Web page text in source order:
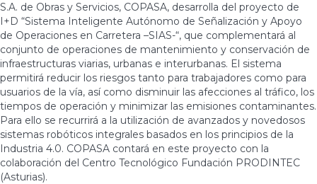
S.A. de Obras y Servicios, COPASA, desarrolla del proyecto de
I+D “Sistema Inteligente Autónomo de Señalización y Apoyo
de Operaciones en Carretera –SIAS-“, que complementará al
conjunto de operaciones de mantenimiento y conservación de
infraestructuras viarias, urbanas e interurbanas. El sistema
permitirá reducir los riesgos tanto para trabajadores como para
usuarios de la vía, así como disminuir las afecciones al tráfico, los
tiempos de operación y minimizar las emisiones contaminantes.
Para ello se recurrirá a la utilización de avanzados y novedosos
sistemas robóticos integrales basados en los principios de la
Industria 4.0. COPASA contará en este proyecto con la
colaboración del Centro Tecnológico Fundación PRODINTEC
(Asturias).